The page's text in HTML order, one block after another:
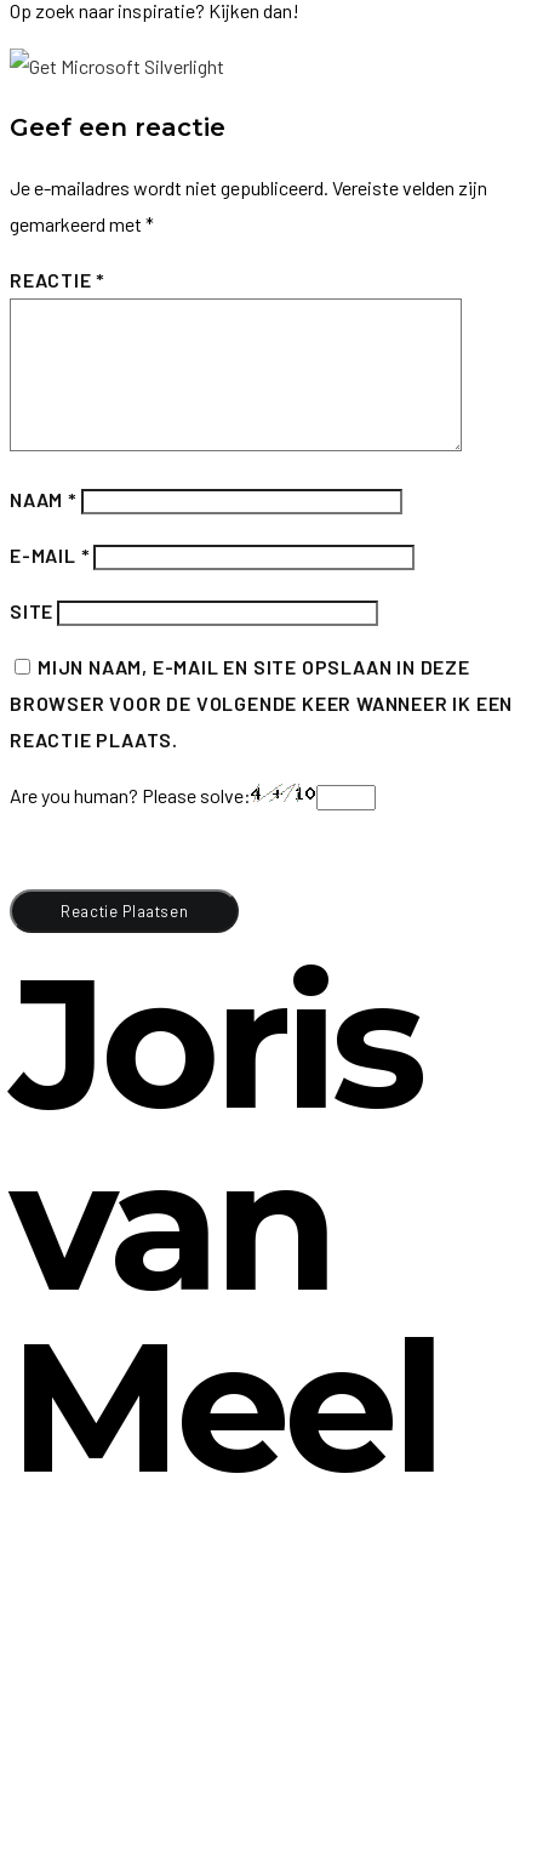
Op zoek naar inspiratie? Kijken dan!
Geef een reactie
Je e-mailadres wordt niet gepubliceerd. Vereiste velden zijn
gemarkeerd met *
REACTIE*
NAAM *
E-MAIL *
SITE
MIJN NAAM, E-MAIL EN SITE OPSLAAN IN DEZE
BROWSER VOOR DE VOLGENDE KEER WANNEER IK EEN
REACTIE PLAATS.
Are you human? Please solve:
Joris
van
Meel